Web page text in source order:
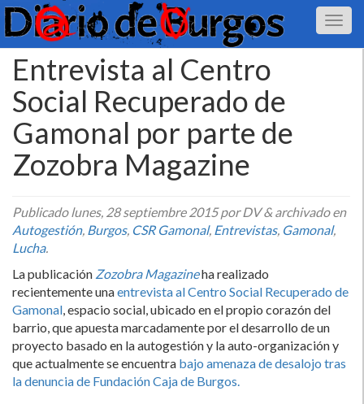
Entrevista al Centro
Social Recuperado de
Gamonal por parte de
Zozobra Magazine
Publicadolunes, 28 septiembre 2015por DV&archivado en
Autogestión, Burgos, CSR Gamonal, Entrevistas, Gamonal,
Lucha.
La publicación Zozobra Magazineha realizado
recientemente unaentrevista al Centro Social Recuperado de
Gamonal, espacio social, ubicado en el propio corazón del
barrio, que apuesta marcadamente por el desarrollo de un
proyecto basado en la autogestión y la auto-organización y
que actualmente se encuentra bajo amenaza de desalojo tras
la denuncia de Fundación Caja de Burgos.